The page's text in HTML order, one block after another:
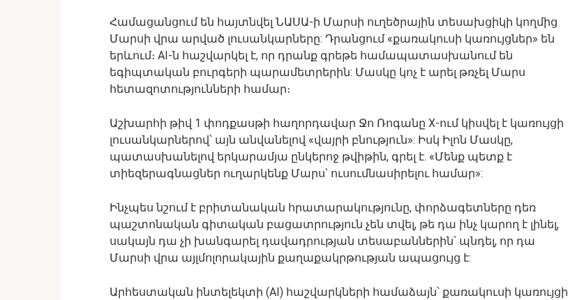
Համացանցում են հայտնվել ՆԱՍԱ-ի Մարսի ուղեծրային տեսախցիկի կողմից
Մարսի վրա արված լուսանկարները: Դրանցում «քառակուսի կառույցներ» են
երևում։ AI-ն հաշվարկել է, որ դրանք գրեթե համապատասխանում են
եգիպտական ​​բուրգերի պարամետրերին: Մասկը կոչ է արել թռչել Մարս
հետազոտությունների համար։
Աշխարհի թիվ 1 փոդքասթի հաղորդավար Ջո Ռոգանը X-ում կիսվել է կառույցի
լուսանկարներով՝ այն անվանելով «վայրի բնություն»: Իսկ Իլոն Մասկը,
պատասխանելով երկարամյա ընկերոջ թվիթին, գրել է. «Մենք պետք է
տիեզերագնացներ ուղարկենք Մարս՝ ուսումնասիրելու համար»:
Ինչպես նշում է բրիտանական հրատարակությունը, փորձագետները դեռ
պաշտոնական գիտական ​​բացատրություն չեն տվել, թե դա ինչ կարող է լինել,
սակայն դա չի խանգարել դավադրության տեսաբաններին՝ պնդել, որ դա
Մարսի վրա այլմոլորակային քաղաքակրթության ապացույց է:
Արհեստական ​​ինտելեկտի (AI) հաշվարկների համաձայն՝ քառակուսի կառույցի